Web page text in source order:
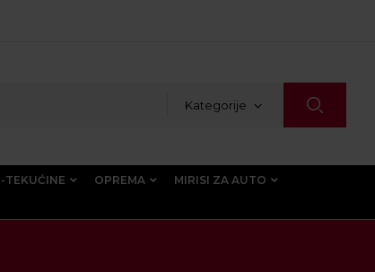
Kategorije
TEKUĆINE OPREMA
MIRISI ZA AUTO